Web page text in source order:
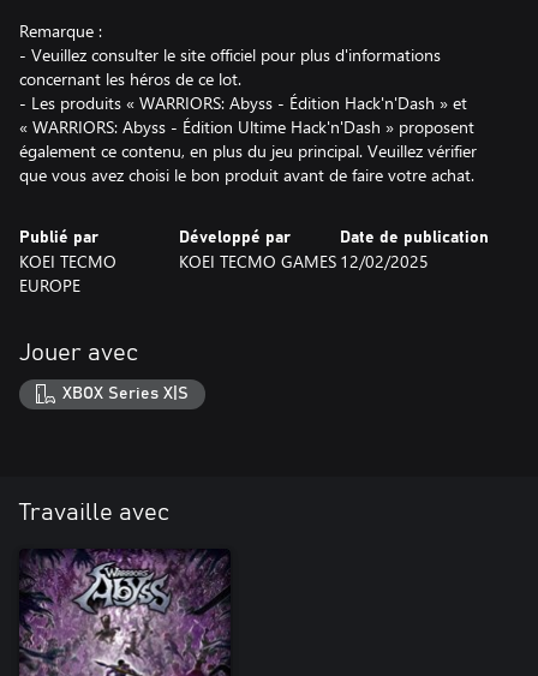
Remarque :
- Veuillez consulter le site officiel pour plus d'informations
concernant les héros de ce lot.
- Les produits « WARRIORS: Abyss - Édition Hack'n'Dash » et
« WARRIORS: Abyss - Édition Ultime Hack'n'Dash » proposent
également ce contenu, en plus du jeu principal. Veuillez vérifier
que vous avez choisi le bon produit avant de faire votre achat.
Publié par
KOEI TECMO
EUROPE
Développé par
KOEI TECMO GAMES
Date de publication
12/02/2025
Jouer avec
XBOX Series X|S
Travaille avec